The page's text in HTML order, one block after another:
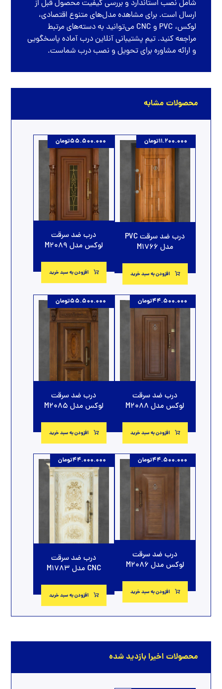
شامل نصب استاندارد و بررسی کیفیت محصول قبل از
ارسال است. برای مشاهده مدل‌های متنوع اقتصادی،
لوکس، PVC و CNC می‌توانید به دسته‌های مرتبط
مراجعه کنید. تیم پشتیبانی آنلاین درب آماده پاسخگویی
و ارائه مشاوره برای تحویل و نصب درب شماست.
محصولات مشابه
درب ضد سرقت PVC
مدل M1766
11.200.000تومان
افزودن به سبد خرید
درب ضد سرقت
لوکس مدل M2089
55.500.000تومان
افزودن به سبد خرید
درب ضد سرقت
لوکس مدل M2088
44.500.000تومان
افزودن به سبد خرید
درب ضد سرقت
لوکس مدل M2085
55.500.000تومان
افزودن به سبد خرید
درب ضد سرقت
لوکس مدل M2086
44.500.000تومان
افزودن به سبد خرید
درب ضد سرقت
CNC مدل M1783
44.000.000تومان
افزودن به سبد خرید
محصولات اخیرا بازدید شده